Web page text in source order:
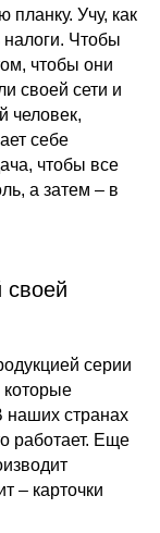
Учу, как
налоги. Чтобы
чтобы они
своей сети и
человек,
себе
чтобы все
а затем – в
своей
серии
которые
наших странах
работает. Еще
– карточки